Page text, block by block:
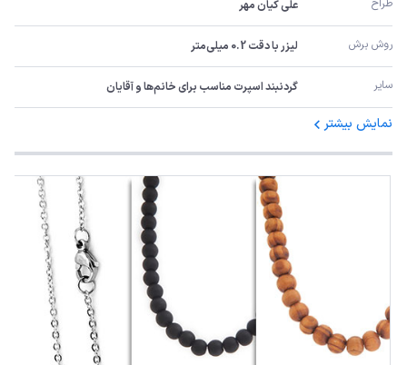
طراح علی کیان مهر
روش برش لیزر با دقت 0.2 میلی‌متر
سایر گردنبند اسپرت مناسب برای خانم‌ها و آقایان
نمایش بیشتر